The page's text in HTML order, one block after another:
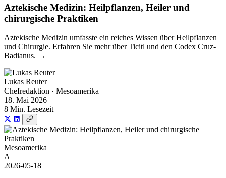
Aztekische Medizin: Heilpflanzen, Heiler und
chirurgische Praktiken
Aztekische Medizin umfasste ein reiches Wissen über Heilpflanzen
und Chirurgie. Erfahren Sie mehr über Ticitl und den Codex Cruz-
Badianus. →
Lukas Reuter
Chefredaktion · Mesoamerika
18. Mai 2026
8 Min. Lesezeit
Mesoamerika
A
2026-05-18